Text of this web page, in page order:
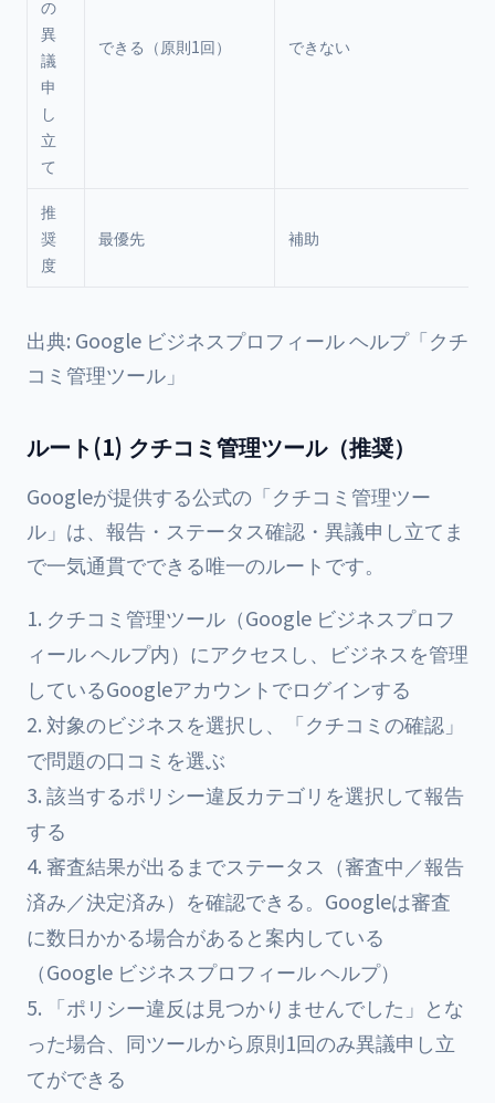
の
異
議
申
し
立
て
できる（原則1回） できない
推
奨
度
最優先 補助
出典: Google ビジネスプロフィール ヘルプ「クチ
コミ管理ツール」
ルート(1) クチコミ管理ツール（推奨）
Googleが提供する公式の「クチコミ管理ツー
ル」は、報告・ステータス確認・異議申し立てま
で一気通貫でできる唯一のルートです。
クチコミ管理ツール（Google ビジネスプロフ
ィール ヘルプ内）にアクセスし、ビジネスを管理
しているGoogleアカウントでログインする
対象のビジネスを選択し、「クチコミの確認」
で問題の口コミを選ぶ
該当するポリシー違反カテゴリを選択して報告
する
審査結果が出るまでステータス（審査中／報告
済み／決定済み）を確認できる。Googleは審査
に数日かかる場合があると案内している
（Google ビジネスプロフィール ヘルプ）
「ポリシー違反は見つかりませんでした」とな
った場合、同ツールから原則1回のみ異議申し立
てができる